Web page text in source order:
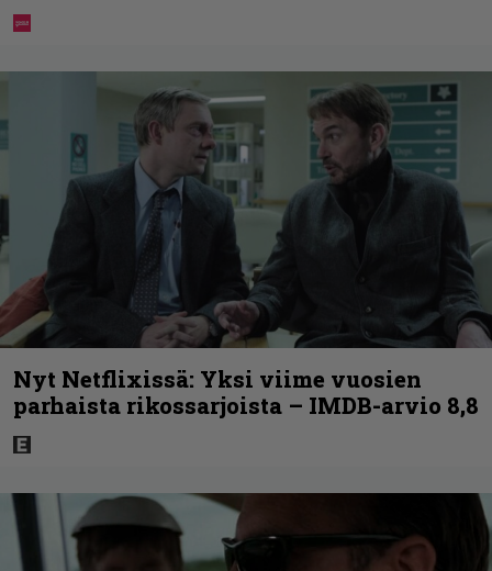
Nyt Netflixissä: Yksi viime vuosien
parhaista rikossarjoista – IMDB-arvio 8,8